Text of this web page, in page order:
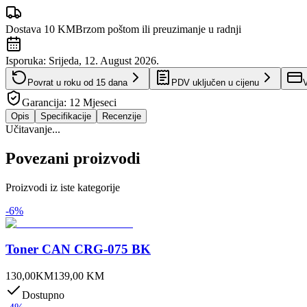
Dostava 10 KMBrzom poštom ili preuzimanje u radnji
Isporuka: Srijeda, 12. August 2026.
Povrat u roku od 15 dana PDV uključen u cijenu
Garancija: 12 Mjeseci
Opis Specifikacije Recenzije
Učitavanje...
Povezani proizvodi
Proizvodi iz iste kategorije
-6%
Toner CAN CRG-075 BK
130,00KM139,00 KM
Dostupno